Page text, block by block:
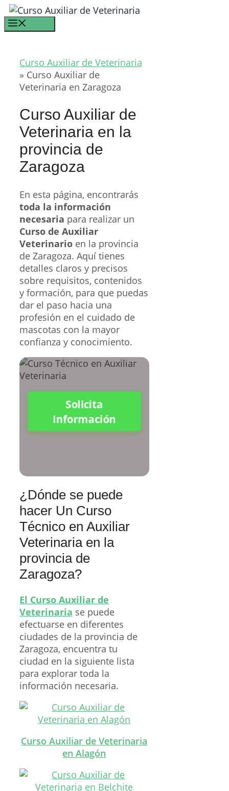
Saltar
al
contenido
Curso Auxiliar de Veterinaria
» Curso Auxiliar de
Veterinaria en Zaragoza
Curso Auxiliar de
Veterinaria en la
provincia de
Zaragoza
En esta página, encontrarás
toda la información
necesaria para realizar un
Curso de Auxiliar
Veterinario en la provincia
de Zaragoza. Aquí tienes
detalles claros y precisos
sobre requisitos, contenidos
y formación, para que puedas
dar el paso hacia una
profesión en el cuidado de
mascotas con la mayor
confianza y conocimiento.
Solicita
Información
¿Dónde se puede
hacer Un Curso
Técnico en Auxiliar
Veterinaria en la
provincia de
Zaragoza?
El Curso Auxiliar de
Veterinaria se puede
efectuarse en diferentes
ciudades de la provincia de
Zaragoza, encuentra tu
ciudad en la siguiente lista
para explorar toda la
información necesaria.
Curso Auxiliar de Veterinaria
en Alagón